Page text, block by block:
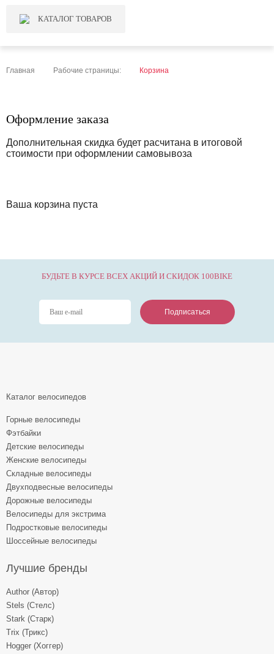
КАТАЛОГ ТОВАРОВ
Главная Рабочие страницы: Корзина
Оформление заказа
Дополнительная скидка будет расчитана в итоговой
стоимости при оформлении самовывоза
Ваша корзина пуста
БУДЬТЕ В КУРСЕ ВСЕХ АКЦИЙ И СКИДОК 100BIKE
Подписаться
Подписаться
Подписаться
Каталог велосипедов
Горные велосипеды
Фэтбайки
Детские велосипеды
Женские велосипеды
Складные велосипеды
Двухподвесные велосипеды
Дорожные велосипеды
Велосипеды для экстрима
Подростковые велосипеды
Шоссейные велосипеды
Лучшие бренды
Author (Автор)
Stels (Стелс)
Stark (Старк)
Trix (Трикс)
Hogger (Хоггер)